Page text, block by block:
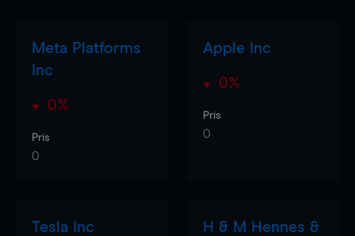
Meta Platforms
Inc
0%
Pris
0
Apple Inc
0%
Pris
0
Tesla Inc
H & M Hennes &